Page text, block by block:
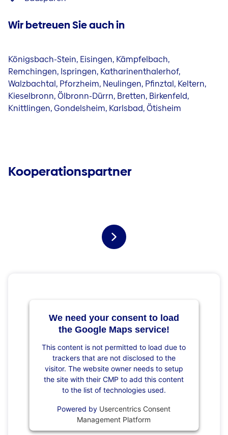
Wir betreuen Sie auch in
Königsbach-Stein, Eisingen, Kämpfelbach,
Remchingen, Ispringen, Katharinenthalerhof,
Walzbachtal, Pforzheim, Neulingen, Pfinztal, Keltern,
Kieselbronn, Ölbronn-Dürrn, Bretten, Birkenfeld,
Knittlingen, Gondelsheim, Karlsbad, Ötisheim
Kooperationspartner
We need your consent to load
the Google Maps service!
This content is not permitted to load due to
trackers that are not disclosed to the
visitor. The website owner needs to setup
the site with their CMP to add this content
to the list of technologies used.
Powered by Usercentrics Consent
Management Platform